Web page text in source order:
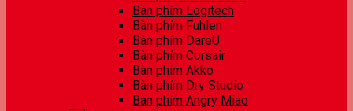
Bàn phím Logitech
Bàn phím Fuhlen
Bàn phím DareU
Bàn phím Corsair
Bàn phím Akko
Bàn phím Dry Studio
Bàn phím Angry Miao